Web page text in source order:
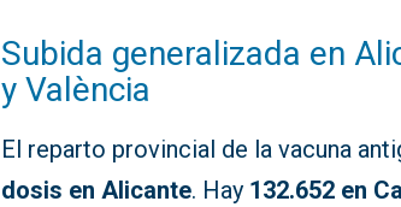
Subida generalizada en
y València
El reparto provincial de la vacuna
dosis en Alicante. Hay 132.652 en